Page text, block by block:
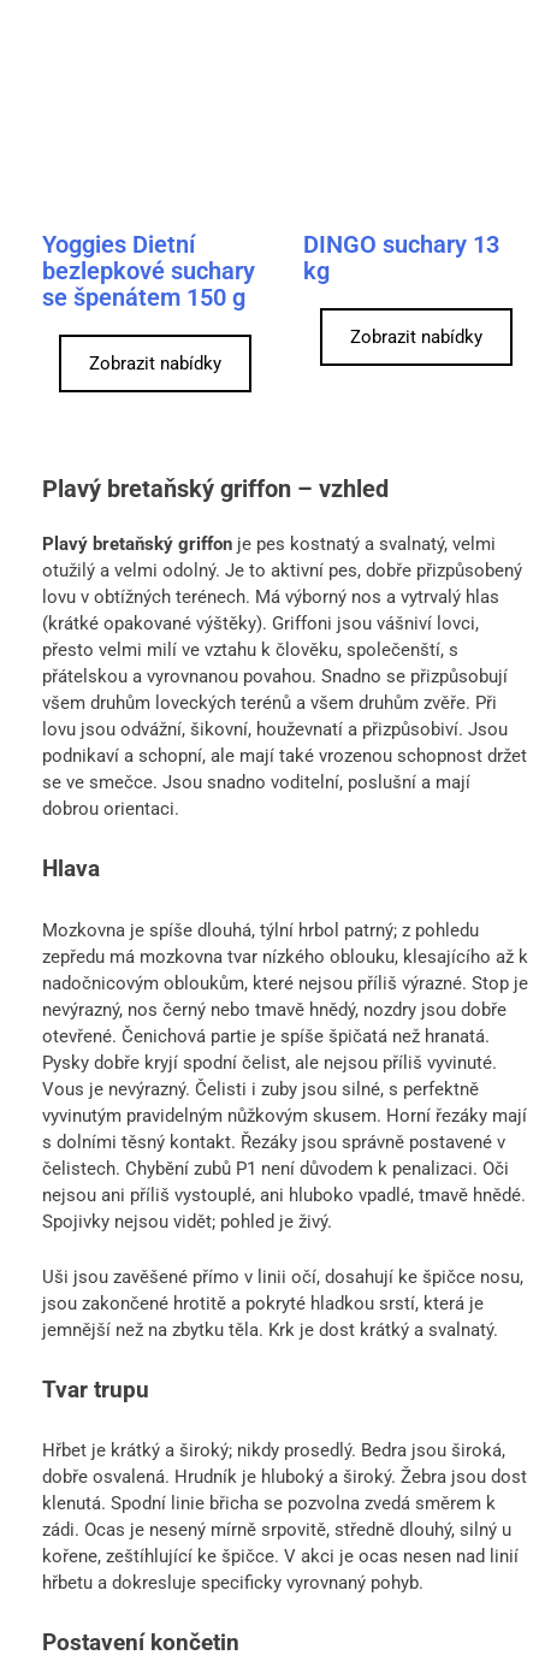
Yoggies Dietní
bezlepkové suchary
se špenátem 150 g
Zobrazit nabídky
DINGO suchary 13
kg
Zobrazit nabídky
Plavý bretaňský griffon – vzhled
Plavý bretaňský griffon je pes kostnatý a svalnatý, velmi
otužilý a velmi odolný. Je to aktivní pes, dobře přizpůsobený
lovu v obtížných terénech. Má výborný nos a vytrvalý hlas
(krátké opakované výštěky). Griffoni jsou vášniví lovci,
přesto velmi milí ve vztahu k člověku, společenští, s
přátelskou a vyrovnanou povahou. Snadno se přizpůsobují
všem druhům loveckých terénů a všem druhům zvěře. Při
lovu jsou odvážní, šikovní, houževnatí a přizpůsobiví. Jsou
podnikaví a schopní, ale mají také vrozenou schopnost držet
se ve smečce. Jsou snadno voditelní, poslušní a mají
dobrou orientaci.
Hlava
Mozkovna je spíše dlouhá, týlní hrbol patrný; z pohledu
zepředu má mozkovna tvar nízkého oblouku, klesajícího až k
nadočnicovým obloukům, které nejsou příliš výrazné. Stop je
nevýrazný, nos černý nebo tmavě hnědý, nozdry jsou dobře
otevřené. Čenichová partie je spíše špičatá než hranatá.
Pysky dobře kryjí spodní čelist, ale nejsou příliš vyvinuté.
Vous je nevýrazný. Čelisti i zuby jsou silné, s perfektně
vyvinutým pravidelným nůžkovým skusem. Horní řezáky mají
s dolními těsný kontakt. Řezáky jsou správně postavené v
čelistech. Chybění zubů P1 není důvodem k penalizaci. Oči
nejsou ani příliš vystouplé, ani hluboko vpadlé, tmavě hnědé.
Spojivky nejsou vidět; pohled je živý.
Uši jsou zavěšené přímo v linii očí, dosahují ke špičce nosu,
jsou zakončené hrotitě a pokryté hladkou srstí, která je
jemnější než na zbytku těla. Krk je dost krátký a svalnatý.
Tvar trupu
Hřbet je krátký a široký; nikdy prosedlý. Bedra jsou široká,
dobře osvalená. Hrudník je hluboký a široký. Žebra jsou dost
klenutá. Spodní linie břicha se pozvolna zvedá směrem k
zádi. Ocas je nesený mírně srpovitě, středně dlouhý, silný u
kořene, zeštíhlující ke špičce. V akci je ocas nesen nad linií
hřbetu a dokresluje specificky vyrovnaný pohyb.
Postavení končetin